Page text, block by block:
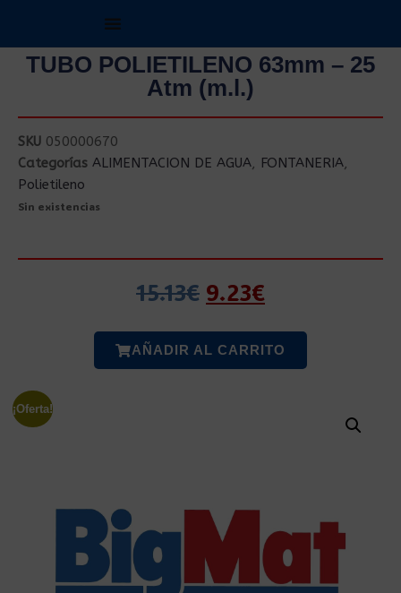
TUBO POLIETILENO 63mm – 25
Atm (m.l.)
SKU 050000670
Categorías ALIMENTACION DE AGUA, FONTANERIA,
Polietileno
Sin existencias
15.13€ 9.23€
AÑADIR AL CARRITO
¡Oferta!